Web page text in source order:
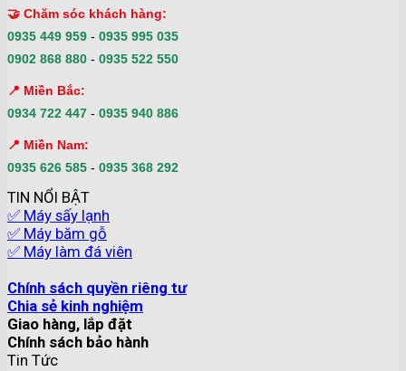
🤝 Chăm sóc khách hàng:
0935 449 959 - 0935 995 035
0902 868 880 - 0935 522 550
📍 Miền Bắc:
0934 722 447 - 0935 940 886
📍 Miền Nam:
0935 626 585 - 0935 368 292
TIN NỔI BẬT
✅ Máy sấy lạnh
✅ Máy băm gỗ
✅ Máy làm đá viên
Chính sách quyền riêng tư
Chia sẻ kinh nghiệm
Giao hàng, lắp đặt
Chính sách bảo hành
Tin Tức